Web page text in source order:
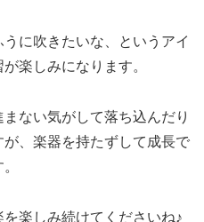
に吹きたいな、というアイ
楽しみになります。
ない気がして落ち込んだり
、楽器を持たずして成長で
楽しみ続けてくださいね♪